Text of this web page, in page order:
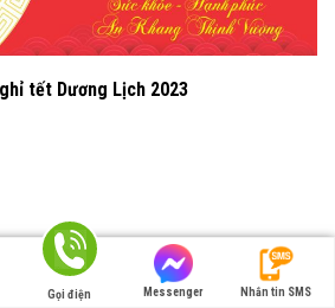
tết Dương Lịch 2023
Gọi điện Messenger Nhắn tin SMS